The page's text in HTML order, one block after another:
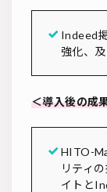
Indeed
強化、
＜導入後の成
HITO-
リティ
イトと